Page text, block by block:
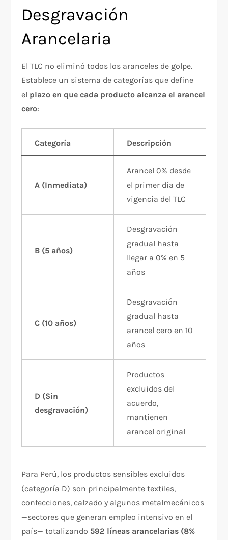
Desgravación
Arancelaria
El TLC no eliminó todos los aranceles de golpe.
Establece un sistema de categorías que define
el plazo en que cada producto alcanza el arancel
cero:
Categoría Descripción
A (Inmediata)
Arancel 0% desde
el primer día de
vigencia del TLC
B (5 años)
Desgravación
gradual hasta
llegar a 0% en 5
años
C (10 años)
Desgravación
gradual hasta
arancel cero en 10
años
D (Sin
desgravación)
Productos
excluidos del
acuerdo,
mantienen
arancel original
Para Perú, los productos sensibles excluidos
(categoría D) son principalmente textiles,
confecciones, calzado y algunos metalmecánicos
—sectores que generan empleo intensivo en el
país— totalizando 592 líneas arancelarias (8%